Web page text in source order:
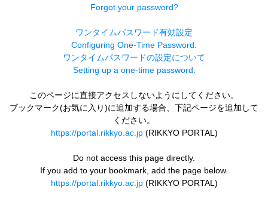
Forgot your password?
ワンタイムパスワード有効設定
Configuring One-Time Password.
ワンタイムパスワードの設定について
Setting up a one-time password.
このページに直接アクセスしないようにしてください。
ブックマーク(お気に入り)に追加する場合、下記ページを追加して
ください。
https://portal.rikkyo.ac.jp(RIKKYO PORTAL)
Do not access this page directly.
If you add to your bookmark, add the page below.
https://portal.rikkyo.ac.jp(RIKKYO PORTAL)